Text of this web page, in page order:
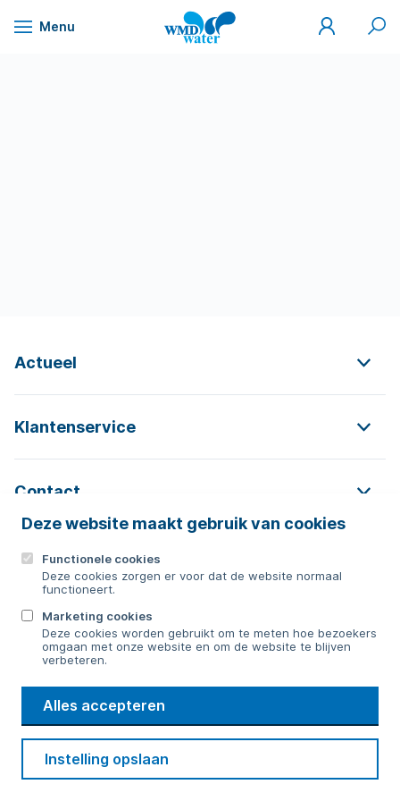
Naar
Deze website maakt gebruik van cookies
Functionele cookies
Deze cookies zorgen er voor dat de website normaal
functioneert.
Marketing cookies
Deze cookies worden gebruikt om te meten hoe bezoekers
omgaan met onze website en om de website te blijven
verbeteren.
Alles accepteren
Instelling opslaan
Menu
WMD
Drinkwater
Mijn
WMD
Zoek
Actueel
Klantenservice
Contact
Contact
Bericht sturen
WMD
Drinkwater
Cookie voorkeuren
Privacy Disclaimer